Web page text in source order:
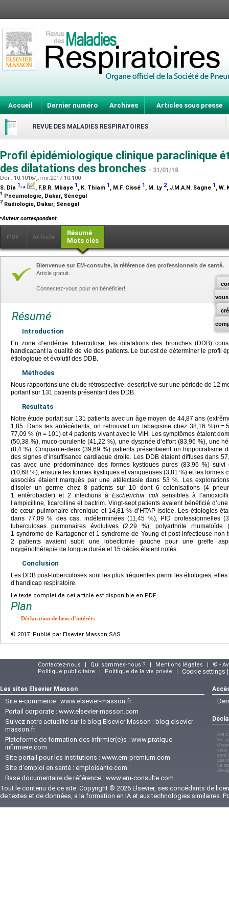
Accueil Dernier numéro Archives Articles sous presse
REVUE DES MALADIES RESPIRATOIRES
Profil épidémiologique clinique paraclinique
des dilatations des bronches - 31/01/18
Doi : 10.1016/j.rmr.2017.10.100
S. Dia 1,⁎ , F.B.R. Mbaye 1 , K. Thiam 1 , M.F. Cissé 1 , M. Ly 2, J.M.A.N. Sagne 1 , W.
1 Pneumologie, Dakar, Sénégal
2 Radiologie, Dakar, Sénégal
⁎Auteur correspondant.
PDF Article
Résumé
Mots clés
vous
Bienvenue sur EM-consulte, la référence des professionnels de santé.
Article gratuit.
Connectez-vous pour en bénéficier!
Résumé
Introduction
En zone d’endémie tuberculose, les dilatations des bronches (DDB)
handicapant la qualité de vie des patients. Le but est de déterminer le profil
étiologique et évolutif des DDB.
Méthodes
Nous rapportons une étude rétrospective, descriptive sur une période de 12
portant sur 131 patients présentant des DDB.
Résultats
Notre étude portait sur 131 patients avec un âge moyen de 44,87 ans
1,85. Dans les antécédents, on retrouvait un tabagisme chez 38,16 %(n =
77,09 % (n = 101) et 4 patients vivant avec le VIH. Les symptômes étaient
(50,38 %), muco-purulente (41,22 %), une dyspnée d’effort (83,96 %), une
(8,4 %). Cinquante-deux (39,69 %) patients présentaient un hippocratisme
des signes d’insuffisance cardiaque droite. Les DDB étaient diffuses dans
cas avec une prédominance des formes kystiques pures (83,96 %) suivi
(10,68 %), ensuite les formes kystiques et variqueuses (3,81 %) et les formes
associés étaient marqués par une atélectasie dans 53 %. Les
d’isoler un germe chez 8 patients sur 10 dont 6 colonisations (4
1 entérobacter) et 2 infections àEscherichia colisensibles à
l’ampicilline, ticarcilline et bactrim. Vingt-sept patients avaient bénéficié
de cœur pulmonaire chronique et 14,81 % d’HTAP isolée. Les étiologies
dans 77,09 % des cas, indéterminées (11,45 %), PID professionnelles
tuberculoses pulmonaires évolutives (2,29 %), polyarthrite
1 syndrome de Kartagener et 1 syndrome de Young et post-infectieuse non
2 patients avaient subit une lobectomie gauche pour une greffe
oxygénothérapie de longue durée et 15 décès étaient notés.
Conclusion
Les DDB post-tuberculoses sont les plus fréquentes parmi les étiologies,
d’handicap respiratoire.
Le texte complet de cet article est disponible en PDF.
Plan
Déclaration de liens d’intérêts
© 2017 Publié par Elsevier Masson SAS.
Contactez-nous | Qui sommes-nous ? | Mentions légales |
© -
Politique publicitaire
| Politique de la vie privée | Cookie settings
Les sites Elsevier Masson
Site e-commerce : www.elsevier-masson.fr
Portail corporate : www.elsevier-masson.com
Suivez notre actualité sur le blog Elsevier Masson : blog.elsevier-
masson.fr
Plateforme de formation des infirmier(e)s : www.pratique-
infirmiere.com
Site portail pour les institutions : www.em-premium.com
Site d'emploi en santé : emploisante.com
Base documentaire de référence : www.em-consulte.com
EM-
En
vous
sont
Les
Le
Tout le contenu de ce site: Copyright © 2026 Elsevier, ses concédants de
de textes et de données, a la formation en IA et aux technologies similaires.